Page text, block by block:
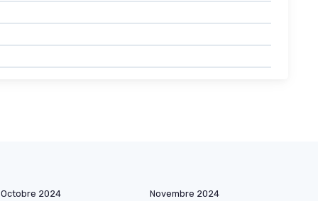
Octobre 2024
Novembre 2024